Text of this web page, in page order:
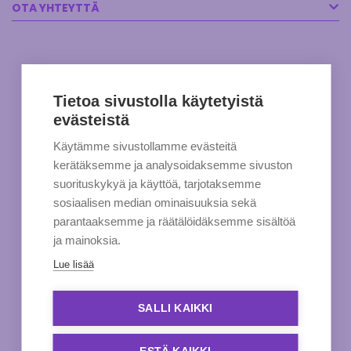
OTA YHTEYTTÄ
Tietoa sivustolla käytetyistä
evästeistä
Käytämme sivustollamme evästeitä
kerätäksemme ja analysoidaksemme sivuston
suorituskykyä ja käyttöä, tarjotaksemme
sosiaalisen median ominaisuuksia sekä
parantaaksemme ja räätälöidäksemme sisältöä
ja mainoksia.
Lue lisää
SALLI KAIKKI